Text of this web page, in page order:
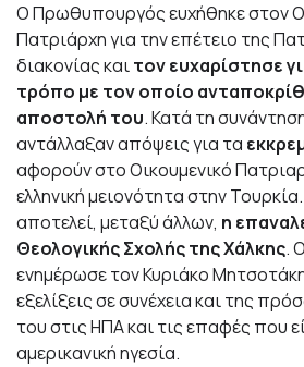
Ο Πρωθυπουργός ευχήθηκε στον
Πατριάρχη για την επέτειο της
διακονίας καιτον ευχαρίστησε
τρόπο με τον οποίο
αποστολή του. Κατά τη
αντάλλαξαν απόψεις για τα
αφορούν στο Οικουμενικό
ελληνική μειονότητα στην
αποτελεί, μεταξύ άλλων, η
Θεολογικής Σχολής της Χάλκης.
ενημέρωσε τον Κυριάκο Μητσοτάκη
εξελίξεις σε συνέχεια και της
του στις ΗΠΑ και τις επαφές που
αμερικανική ηγεσία.